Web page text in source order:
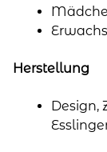
Herstellung
Design,